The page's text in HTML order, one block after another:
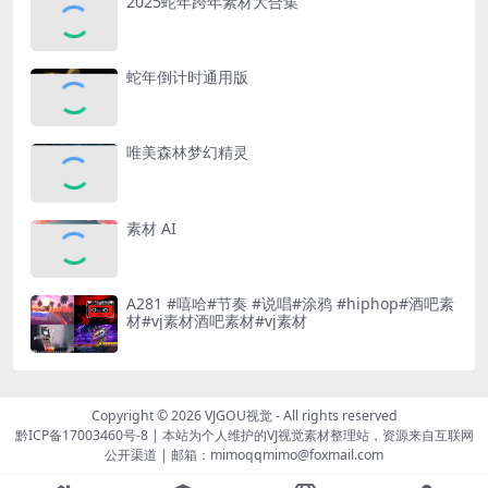
蛇年倒计时通用版
唯美森林梦幻精灵
素材 AI
A281 #嘻哈#节奏 #说唱#涂鸦 #hiphop#酒吧素
材#vj素材酒吧素材#vj素材
Copyright © 2026VJGOU视觉- All rights reserved
黔ICP备17003460号-8| 本站为个人维护的VJ视觉素材整理站，资源来自互联网
公开渠道
邮箱：mimoqqmimo@foxmail.com